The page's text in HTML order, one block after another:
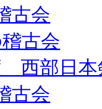
古会
古会
西部日本
古会